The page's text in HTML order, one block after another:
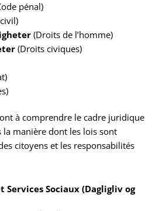
pénal)
(Droits de l’homme)
(Droits civiques)
à comprendre le cadre juridique
la manière dont les lois sont
citoyens et les responsabilités
Services Sociaux (Dagligliv og